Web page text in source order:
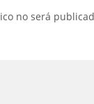
no será